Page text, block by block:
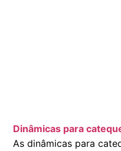
Dinâmicas para
As dinâmicas para